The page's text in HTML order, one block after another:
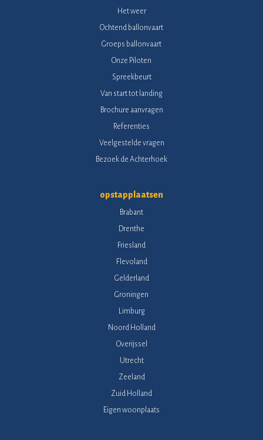
Het weer
Ochtend ballonvaart
Groeps ballonvaart
Onze Piloten
Spreekbeurt
Van start tot landing
Brochure aanvragen
Referenties
Veelgestelde vragen
Bezoek de Achterhoek
opstapplaatsen
Brabant
Drenthe
Friesland
Flevoland
Gelderland
Groningen
Limburg
Noord Holland
Overijssel
Utrecht
Zeeland
Zuid Holland
Eigen woonplaats